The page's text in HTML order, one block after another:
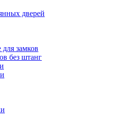
дверей
замков
без штанг